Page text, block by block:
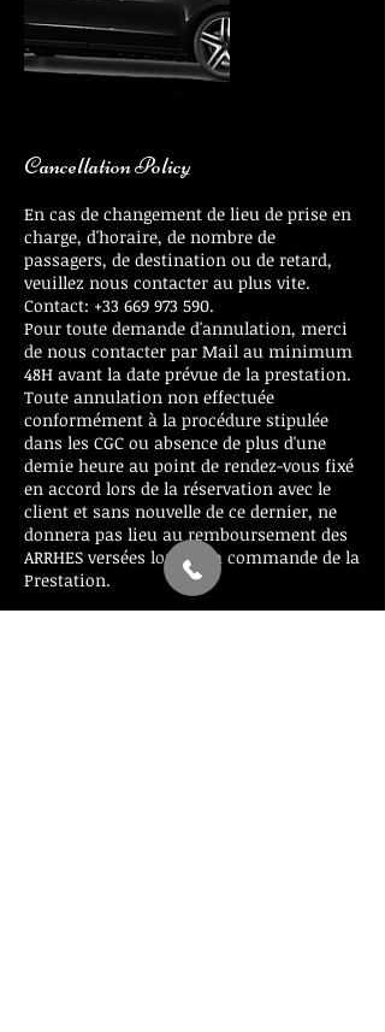
Cancellation Policy
En cas de changement de lieu de prise en
charge, d'horaire, de nombre de
passagers, de destination ou de retard,
veuillez nous contacter au plus vite.
Contact: +33 669 973 590.
Pour toute demande d'annulation, merci
de nous contacter par Mail au minimum
48H avant la date prévue de la prestation.
Toute annulation non effectuée
conformément à la procédure stipulée
dans les CGC ou absence de plus d'une
demie heure au point de rendez-vous fixé
en accord lors de la réservation avec le
client et sans nouvelle de ce dernier, ne
donnera pas lieu au remboursement des
ARRHES versées lors de la commande de la
Prestation.